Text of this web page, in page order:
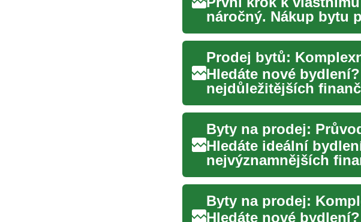
náročný. Nákup bytu
životní ro...
Hledáte nové
nejdůležitějších
Ať už jste...
Hledáte ideální
nejvýznamnějších
životě. Ať už j...
Hledáte nové